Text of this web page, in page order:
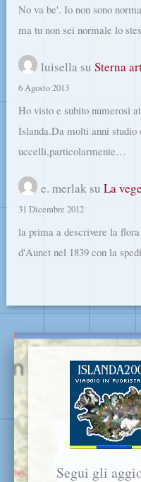
No va be'. Io non sono
ma tu non sei normale lo
luisella suSterna
6 Agosto 2013
Ho visto e subito numerosi
Islanda.Da molti anni studio
uccelli,particolarmente…
e. merlak suLa
31 Dicembre 2012
la prima a descrivere la
d'Aunet nel 1839 con la
Segui gli